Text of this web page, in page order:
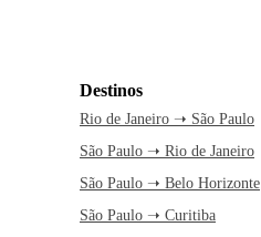
Destinos
Rio de Janeiro ➝ São Paulo
São Paulo ➝ Rio de Janeiro
São Paulo ➝ Belo Horizonte
São Paulo ➝ Curitiba